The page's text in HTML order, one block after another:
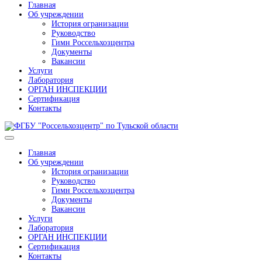
Главная
Об учреждении
История огранизации
Руководство
Гимн Россельхозцентра
Документы
Вакансии
Услуги
Лаборатория
ОРГАН ИНСПЕКЦИИ
Сертификация
Контакты
Главная
Об учреждении
История огранизации
Руководство
Гимн Россельхозцентра
Документы
Вакансии
Услуги
Лаборатория
ОРГАН ИНСПЕКЦИИ
Сертификация
Контакты